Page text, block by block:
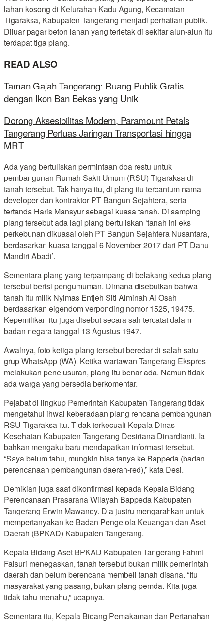
lahan kosong di Kelurahan Kadu Agung, Kecamatan
Tigaraksa, Kabupaten Tangerang menjadi perhatian publik.
Diluar pagar beton lahan yang terletak di sekitar alun-alun itu
terdapat tiga plang.
READ ALSO
Taman Gajah Tangerang: Ruang Publik Gratis
dengan Ikon Ban Bekas yang Unik
Dorong Aksesibilitas Modern, Paramount Petals
Tangerang Perluas Jaringan Transportasi hingga
MRT
Ada yang bertuliskan permintaan doa restu untuk
pembangunan Rumah Sakit Umum (RSU) Tigaraksa di
tanah tersebut. Tak hanya itu, di plang itu tercantum nama
developer dan kontraktor PT Bangun Sejahtera, serta
tertanda Haris Mansyur sebagai kuasa tanah. Di samping
plang tersebut ada lagi plang bertuliskan ‘tanah ini eks
perkebunan dikuasai oleh PT Bangun Sejahtera Nusantara,
berdasarkan kuasa tanggal 6 November 2017 dari PT Danu
Mandiri Abadi’.
Sementara plang yang terpampang di belakang kedua plang
tersebut berisi pengumuman. Dimana disebutkan bahwa
tanah itu milik Nyimas Entjeh Siti Alminah Al Osah
berdasarkan eigendom verponding nomor 1525, 19475.
Kepemilikan itu juga disebut secara sah tercatat dalam
badan negara tanggal 13 Agustus 1947.
Awalnya, foto ketiga plang tersebut beredar di salah satu
grup WhatsApp (WA). Ketika wartawan Tangerang Ekspres
melakukan penelusuran, plang itu benar ada. Namun tidak
ada warga yang bersedia berkomentar.
Pejabat di lingkup Pemerintah Kabupaten Tangerang tidak
mengetahui ihwal keberadaan plang rencana pembangunan
RSU Tigaraksa itu. Tidak terkecuali Kepala Dinas
Kesehatan Kabupaten Tangerang Desiriana Dinardianti. Ia
bahkan mengaku baru mendapatkan informasi tersebut.
“Saya belum tahu, mungkin bisa tanya ke Bappeda (badan
perencanaan pembangunan daerah-red),” kata Desi.
Demikian juga saat dikonfirmasi kepada Kepala Bidang
Perencanaan Prasarana Wilayah Bappeda Kabupaten
Tangerang Erwin Mawandy. Dia justru mengarahkan untuk
mempertanyakan ke Badan Pengelola Keuangan dan Aset
Daerah (BPKAD) Kabupaten Tangerang.
Kepala Bidang Aset BPKAD Kabupaten Tangerang Fahmi
Faisuri menegaskan, tanah tersebut bukan milik pemerintah
daerah dan belum berencana membeli tanah disana. “Itu
masyarakat yang pasang, bukan plang pemda. Kita juga
tidak tahu menahu,” ucapnya.
Sementara itu, Kepala Bidang Pemakaman dan Pertanahan